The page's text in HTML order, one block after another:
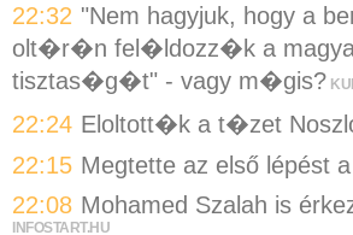
22:32 "Nem hagyjuk, hogy a
olt�r�n fel�ldozz�k a
tisztas�g�t" - vagy m�gis?
22:24 Eloltott�k a t�zet
22:15 Megtette az első lépést
22:08 Mohamed Szalah is
INFOSTART.HU